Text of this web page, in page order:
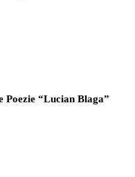
Poezie “Lucian Blaga”